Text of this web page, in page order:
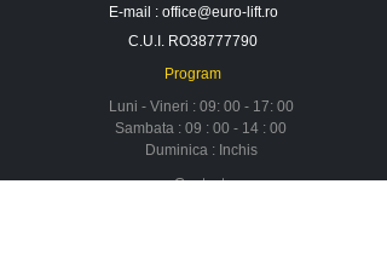
E-mail : office@euro-lift.ro
C.U.I. RO38777790
Program
Luni - Vineri : 09: 00 - 17: 00
Sambata : 09 : 00 - 14 : 00
Duminica : Inchis
Contact